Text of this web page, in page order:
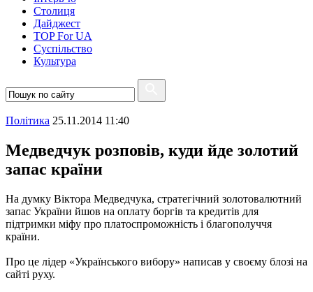
Столиця
Дайджест
TOP For UA
Суспiльство
Культура
Полiтика 25.11.2014 11:40
Медведчук розповів, куди йде золотий
запас країни
На думку Віктора Медведчука, стратегічний золотовалютний
запас України йшов на оплату боргів та кредитів для
підтримки міфу про платоспроможність і благополуччя
країни.
Про це лідер «Українського вибору» написав у своєму блозі на
сайті руху.